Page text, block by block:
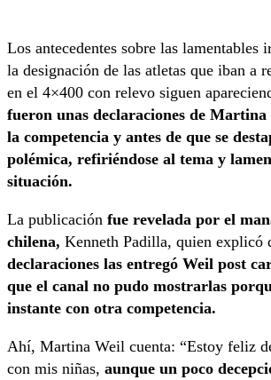
Los antecedentes sobre las lamentables
la designación de las atletas que iban a
en el 4×400 con relevo siguen
fueron unas declaraciones de
la competencia y antes de que se
polémica, refiriéndose al tema y
situación.
La publicación fue revelada por el
chilena, Kenneth Padilla, quien explicó
declaraciones las entregó Weil post
que el canal no pudo mostrarlas
instante con otra competencia.
Ahí, Martina Weil cuenta: “Estoy feliz
con mis niñas, aunque un poco